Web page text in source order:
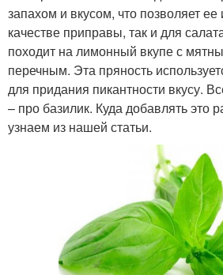
запахом и вкусом, что позволяет ее
качестве приправы, так и для
походит на лимонный вкупе с
перечным. Эта пряность
для придания пикантности вкусу.
– про базилик. Куда добавлять это
узнаем из нашей статьи.